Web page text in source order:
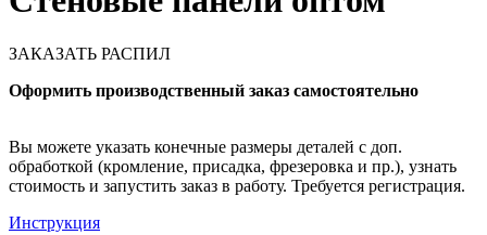
ЗАКАЗАТЬ РАСПИЛ
Оформить производственный заказ самостоятельно
Вы можете указать конечные размеры деталей с доп.
обработкой (кромление, присадка, фрезеровка и пр.), узнать
стоимость и запустить заказ в работу. Требуется регистрация.
Инструкция